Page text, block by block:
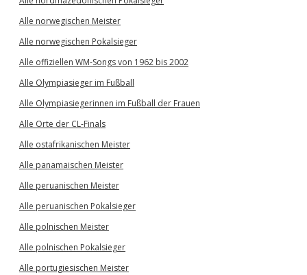
Alle norwegischen Meister
Alle norwegischen Pokalsieger
Alle offiziellen WM-Songs von 1962 bis 2002
Alle Olympiasieger im Fußball
Alle Olympiasiegerinnen im Fußball der Frauen
Alle Orte der CL-Finals
Alle ostafrikanischen Meister
Alle panamaischen Meister
Alle peruanischen Meister
Alle peruanischen Pokalsieger
Alle polnischen Meister
Alle polnischen Pokalsieger
Alle portugiesischen Meister